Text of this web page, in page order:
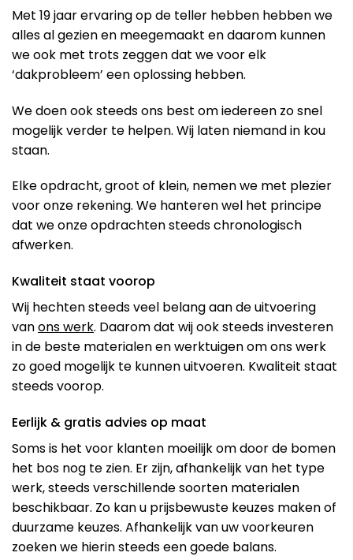
Met 19 jaar ervaring op de teller hebben hebben we
alles al gezien en meegemaakt en daarom kunnen
we ook met trots zeggen dat we voor elk
‘dakprobleem’ een oplossing hebben.
We doen ook steeds ons best om iedereen zo snel
mogelijk verder te helpen. Wij laten niemand in kou
staan.
Elke opdracht, groot of klein, nemen we met plezier
voor onze rekening. We hanteren wel het principe
dat we onze opdrachten steeds chronologisch
afwerken.
Kwaliteit staat voorop
Wij hechten steeds veel belang aan de uitvoering
vanons werk. Daarom dat wij ook steeds investeren
in de beste materialen en werktuigen om ons werk
zo goed mogelijk te kunnen uitvoeren. Kwaliteit staat
steeds voorop.
Eerlijk & gratis advies op maat
Soms is het voor klanten moeilijk om door de bomen
het bos nog te zien. Er zijn, afhankelijk van het type
werk, steeds verschillende soorten materialen
beschikbaar. Zo kan u prijsbewuste keuzes maken of
duurzame keuzes. Afhankelijk van uw voorkeuren
zoeken we hierin steeds een goede balans.